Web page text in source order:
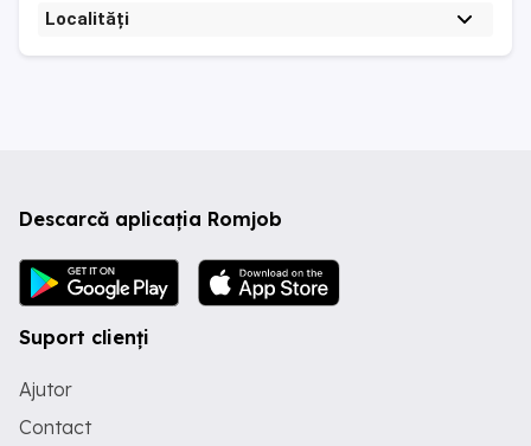
Localități
Descarcă aplicația Romjob
Suport clienți
Ajutor
Contact